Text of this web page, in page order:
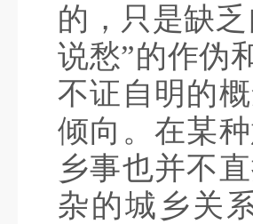
的，只是缺
说愁”的作伪
不证自明的
倾向。在某
乡事也并不
杂的城乡关